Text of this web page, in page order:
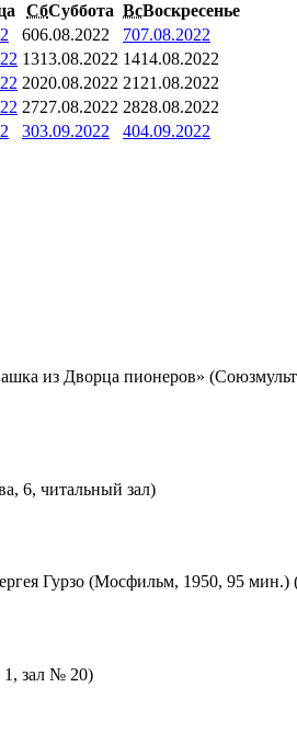
СбСуббота ВсВоскресенье
606.08.2022 707.08.2022
1313.08.2022 1414.08.2022
2020.08.2022 21 21.08.2022
2727.08.2022 2828.08.2022
303.09.2022 404.09.2022
из Дворца пионеров»
6, читальный зал)
Гурзо (Мосфильм, 1950, 95 мин.)
1, зал № 20)